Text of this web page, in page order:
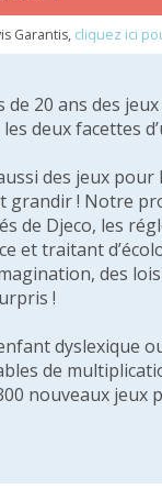
Garantis, cliquez ici
20 ans des
deux facettes
des jeux
! Notre
de Djeco, les
traitant
des
!
dyslexique
de
nouveaux jeux